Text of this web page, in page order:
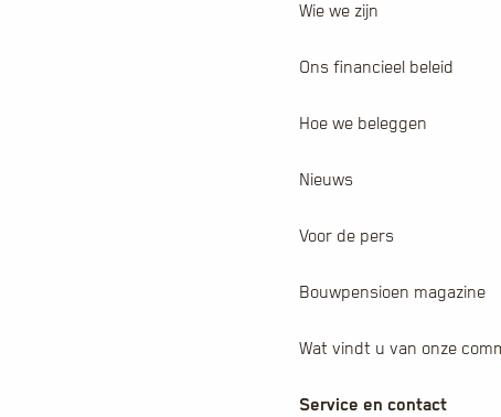
Wie we zijn
Ons financieel beleid
Hoe we beleggen
Nieuws
Voor de pers
Bouwpensioen magazine
Wat vindt u van onze
Service en contact